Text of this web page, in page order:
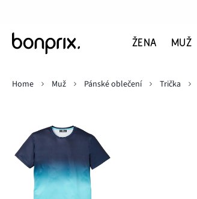
ŽENA MUŽ
Home
Muž Pánské oblečení Trička